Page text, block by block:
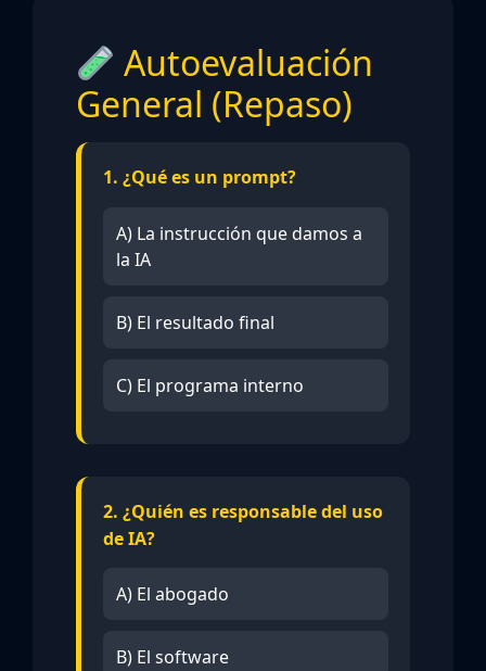
Autoevaluación
General (Repaso)
1. ¿Qué es un prompt?
A) La instrucción que damos a
la IA
B) El resultado final
C) El programa interno
2. ¿Quién es responsable del uso
de IA?
A) El abogado
B) El software